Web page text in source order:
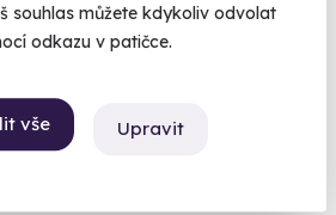
souhlas můžete kdykoliv odvolat
odkazu v patičce.
vše Upravit
lokalit)